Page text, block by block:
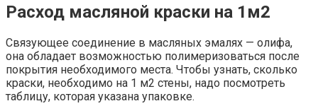
Расход масляной краски на 1м2
Связующее соединение в масляных эмалях — олифа,
она обладает возможностью полимеризоваться после
покрытия необходимого места. Чтобы узнать, сколько
краски, необходимо на 1 м2 стены, надо посмотреть
таблицу, которая указана упаковке.